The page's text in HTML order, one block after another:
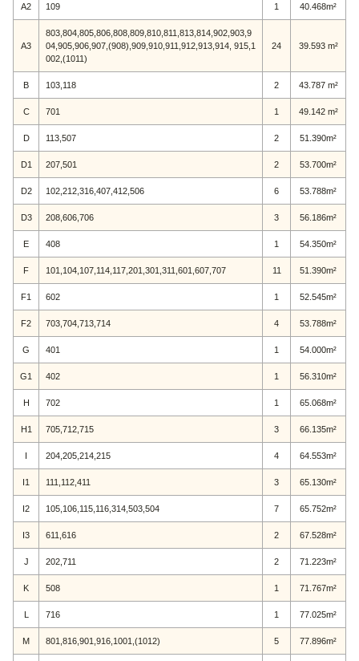
A2 109 1 40.468m²
A3
803,804,805,806,808,809,810,811,813,814,902,903,9
04,905,906,907,(908),909,910,911,912,913,914, 915,1
002,(1011)
24 39.593 m²
B 103,118 2 43.787 m²
C 701 1 49.142 m²
D 113,507 2 51.390m²
D1 207,501 2 53.700m²
D2 102,212,316,407,412,506 6 53.788m²
D3 208,606,706 3 56.186m²
E 408 1 54.350m²
F 101,104,107,114,117,201,301,311,601,607,707 11 51.390m²
F1 602 1 52.545m²
F2 703,704,713,714 4 53.788m²
G 401 1 54.000m²
G1 402 1 56.310m²
H 702 1 65.068m²
H1 705,712,715 3 66.135m²
I 204,205,214,215 4 64.553m²
I1 111,112,411 3 65.130m²
I2 105,106,115,116,314,503,504 7 65.752m²
I3 611,616 2 67.528m²
J 202,711 2 71.223m²
K 508 1 71.767m²
L 716 1 77.025m²
M 801,816,901,916,1001,(1012) 5 77.896m²